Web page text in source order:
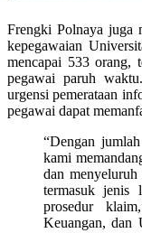
Frengki Polnaya juga
kepegawaian
mencapai 533 orang,
pegawai paruh
urgensi pemerataan
pegawai dapat
“Dengan
kami
dan menyeluruh
termasuk jenis
prosedur
Keuangan, dan